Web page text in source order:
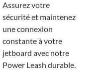
Assurez votre
sécurité et maintenez
une connexion
constante à votre
jetboard avec notre
Power Leash durable.